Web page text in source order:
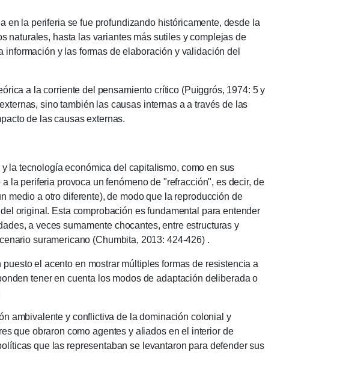
la periferia se fue profundizando históricamente, desde la
naturales, hasta las variantes más sutiles y complejas de
y las formas de elaboración y validación del
a la corriente del pensamiento crítico (Puiggrós, 1974: 5 y
sino también las causas internas a a través de las
de las causas externas.
tecnología económica del capitalismo, como en sus
la periferia provoca un fenómeno de "refracción", es decir, de
medio a otro diferente), de modo que la reproducción de
original. Esta comprobación es fundamental para entender
a veces sumamente chocantes, entre estructuras y
suramericano (Chumbita, 2013: 424-426) .
el acento en mostrar múltiples formas de resistencia a
tener en cuenta los modos de adaptación deliberada o
y conflictiva de la dominación colonial y
que obraron como agentes y aliados en el interior de
que las representaban se levantaron para defender sus